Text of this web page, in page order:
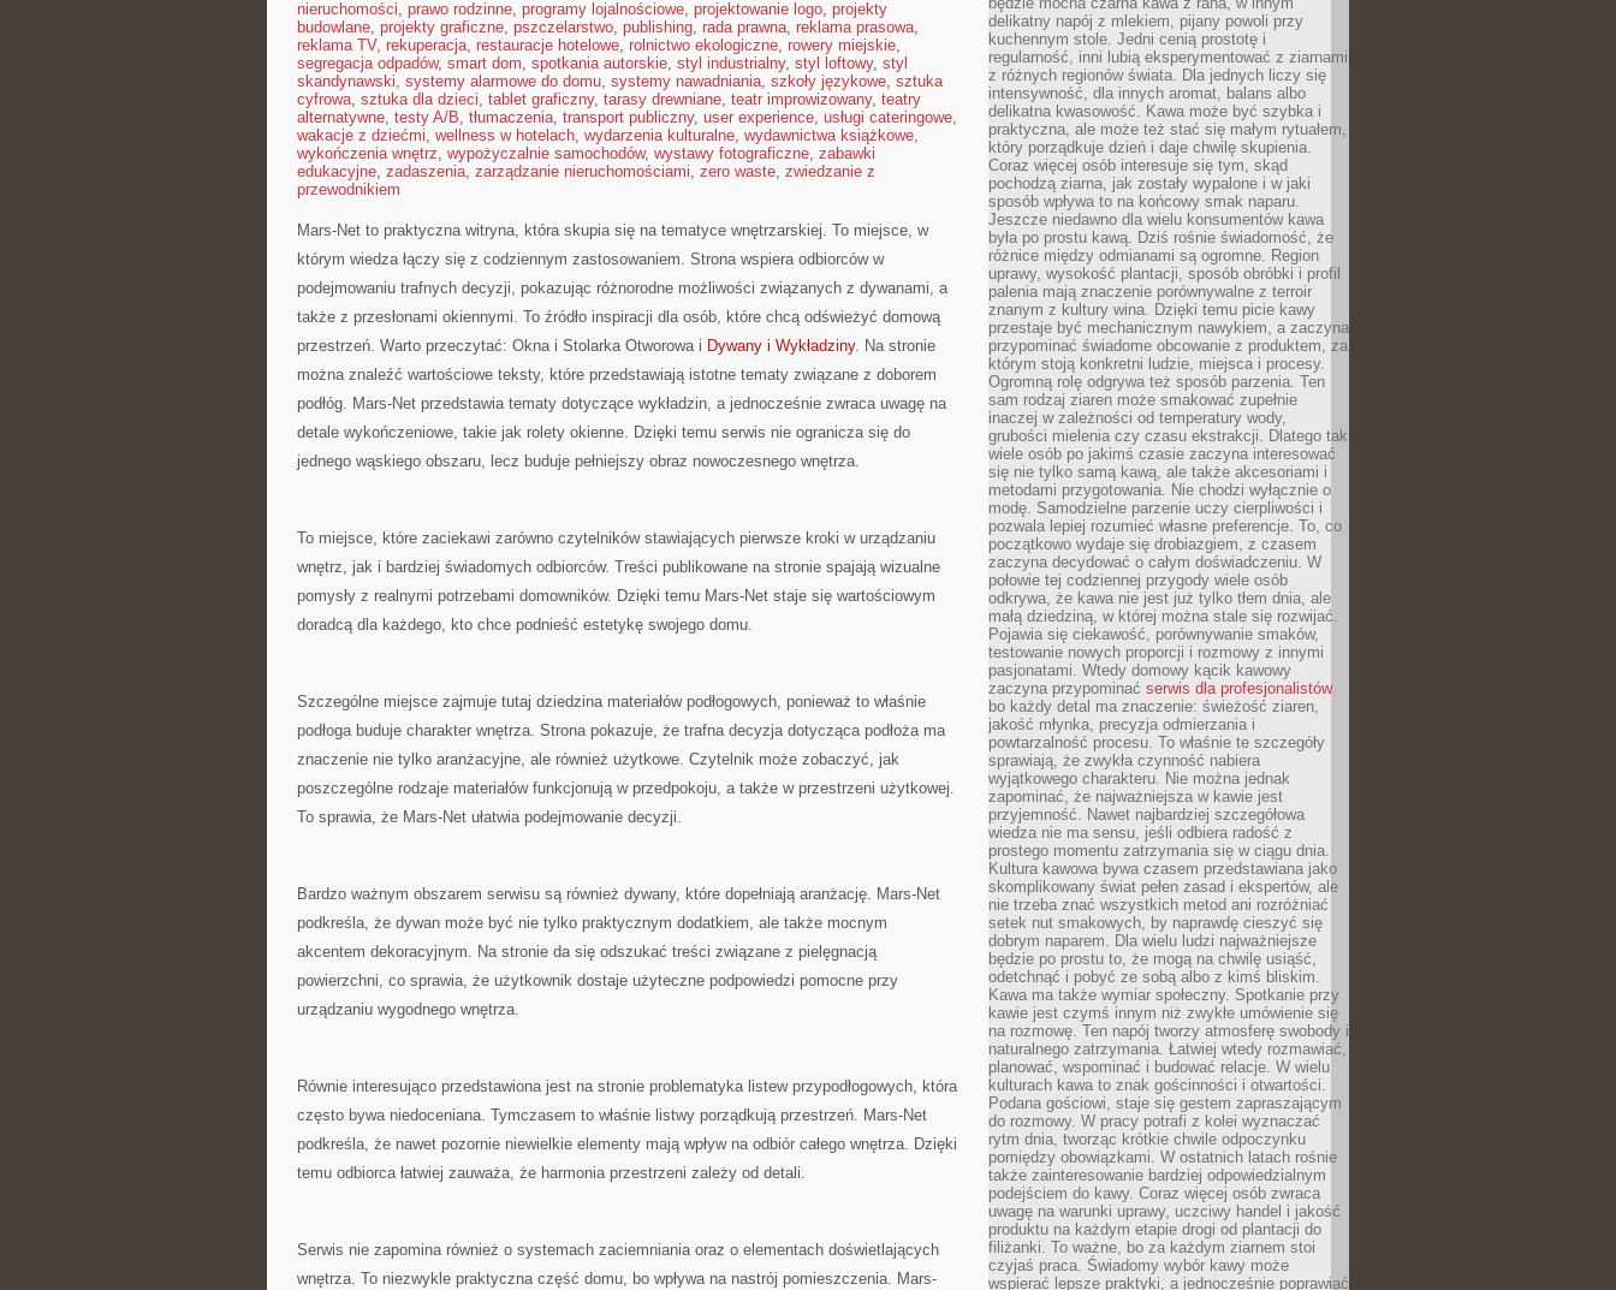
nieruchomości, prawo rodzinne, programy lojalnościowe, projektowanie logo, projekty
budowlane, projekty graficzne, pszczelarstwo, publishing, rada prawna, reklama prasowa,
reklama TV, rekuperacja, restauracje hotelowe, rolnictwo ekologiczne, rowery miejskie,
segregacja odpadów, smart dom, spotkania autorskie, styl industrialny, styl loftowy, styl
skandynawski, systemy alarmowe do domu, systemy nawadniania, szkoły językowe, sztuka
cyfrowa, sztuka dla dzieci, tablet graficzny, tarasy drewniane, teatr improwizowany, teatry
alternatywne, testy A/B, tłumaczenia, transport publiczny, user experience, usługi cateringowe,
wakacje z dziećmi, wellness w hotelach, wydarzenia kulturalne, wydawnictwa książkowe,
wykończenia wnętrz, wypożyczalnie samochodów, wystawy fotograficzne, zabawki
edukacyjne, zadaszenia, zarządzanie nieruchomościami, zero waste, zwiedzanie z
przewodnikiem
Mars-Net to praktyczna witryna, która skupia się na tematyce wnętrzarskiej. To miejsce, w
którym wiedza łączy się z codziennym zastosowaniem. Strona wspiera odbiorców w
podejmowaniu trafnych decyzji, pokazując różnorodne możliwości związanych z dywanami, a
także z przesłonami okiennymi. To źródło inspiracji dla osób, które chcą odświeżyć domową
przestrzeń. Warto przeczytać: Okna i Stolarka Otworowa i Dywany i Wykładziny. Na stronie
można znaleźć wartościowe teksty, które przedstawiają istotne tematy związane z doborem
podłóg. Mars-Net przedstawia tematy dotyczące wykładzin, a jednocześnie zwraca uwagę na
detale wykończeniowe, takie jak rolety okienne. Dzięki temu serwis nie ogranicza się do
jednego wąskiego obszaru, lecz buduje pełniejszy obraz nowoczesnego wnętrza.
To miejsce, które zaciekawi zarówno czytelników stawiających pierwsze kroki w urządzaniu
wnętrz, jak i bardziej świadomych odbiorców. Treści publikowane na stronie spajają wizualne
pomysły z realnymi potrzebami domowników. Dzięki temu Mars-Net staje się wartościowym
doradcą dla każdego, kto chce podnieść estetykę swojego domu.
Szczególne miejsce zajmuje tutaj dziedzina materiałów podłogowych, ponieważ to właśnie
podłoga buduje charakter wnętrza. Strona pokazuje, że trafna decyzja dotycząca podłoża ma
znaczenie nie tylko aranżacyjne, ale również użytkowe. Czytelnik może zobaczyć, jak
poszczególne rodzaje materiałów funkcjonują w przedpokoju, a także w przestrzeni użytkowej.
To sprawia, że Mars-Net ułatwia podejmowanie decyzji.
Bardzo ważnym obszarem serwisu są również dywany, które dopełniają aranżację. Mars-Net
podkreśla, że dywan może być nie tylko praktycznym dodatkiem, ale także mocnym
akcentem dekoracyjnym. Na stronie da się odszukać treści związane z pielęgnacją
powierzchni, co sprawia, że użytkownik dostaje użyteczne podpowiedzi pomocne przy
urządzaniu wygodnego wnętrza.
Równie interesująco przedstawiona jest na stronie problematyka listew przypodłogowych, która
często bywa niedoceniana. Tymczasem to właśnie listwy porządkują przestrzeń. Mars-Net
podkreśla, że nawet pozornie niewielkie elementy mają wpływ na odbiór całego wnętrza. Dzięki
temu odbiorca łatwiej zauważa, że harmonia przestrzeni zależy od detali.
Serwis nie zapomina również o systemach zaciemniania oraz o elementach doświetlających
wnętrza. To niezwykle praktyczna część domu, bo wpływa na nastrój pomieszczenia. Mars-
delikatny napój z mlekiem, pijany powoli przy
kuchennym stole. Jedni cenią prostotę i
regularność, inni lubią eksperymentować z ziarnami
z różnych regionów świata. Dla jednych liczy się
intensywność, dla innych aromat, balans albo
delikatna kwasowość. Kawa może być szybka i
praktyczna, ale może też stać się małym rytuałem,
który porządkuje dzień i daje chwilę skupienia.
Coraz więcej osób interesuje się tym, skąd
pochodzą ziarna, jak zostały wypalone i w jaki
sposób wpływa to na końcowy smak naparu.
Jeszcze niedawno dla wielu konsumentów kawa
była po prostu kawą. Dziś rośnie świadomość, że
różnice między odmianami są ogromne. Region
uprawy, wysokość plantacji, sposób obróbki i profil
palenia mają znaczenie porównywalne z terroir
znanym z kultury wina. Dzięki temu picie kawy
przestaje być mechanicznym nawykiem, a zaczyna
przypominać świadome obcowanie z produktem, za
którym stoją konkretni ludzie, miejsca i procesy.
Ogromną rolę odgrywa też sposób parzenia. Ten
sam rodzaj ziaren może smakować zupełnie
inaczej w zależności od temperatury wody,
grubości mielenia czy czasu ekstrakcji. Dlatego tak
wiele osób po jakimś czasie zaczyna interesować
się nie tylko samą kawą, ale także akcesoriami i
metodami przygotowania. Nie chodzi wyłącznie o
modę. Samodzielne parzenie uczy cierpliwości i
pozwala lepiej rozumieć własne preferencje. To, co
początkowo wydaje się drobiazgiem, z czasem
zaczyna decydować o całym doświadczeniu. W
połowie tej codziennej przygody wiele osób
odkrywa, że kawa nie jest już tylko tłem dnia, ale
małą dziedziną, w której można stale się rozwijać.
Pojawia się ciekawość, porównywanie smaków,
testowanie nowych proporcji i rozmowy z innymi
pasjonatami. Wtedy domowy kącik kawowy
zaczyna przypominać serwis dla profesjonalistów
bo każdy detal ma znaczenie: świeżość ziaren,
jakość młynka, precyzja odmierzania i
powtarzalność procesu. To właśnie te szczegóły
sprawiają, że zwykła czynność nabiera
wyjątkowego charakteru. Nie można jednak
zapominać, że najważniejsza w kawie jest
przyjemność. Nawet najbardziej szczegółowa
wiedza nie ma sensu, jeśli odbiera radość z
prostego momentu zatrzymania się w ciągu dnia.
Kultura kawowa bywa czasem przedstawiana jako
skomplikowany świat pełen zasad i ekspertów, ale
nie trzeba znać wszystkich metod ani rozróżniać
setek nut smakowych, by naprawdę cieszyć się
dobrym naparem. Dla wielu ludzi najważniejsze
będzie po prostu to, że mogą na chwilę usiąść,
odetchnąć i pobyć ze sobą albo z kimś bliskim.
Kawa ma także wymiar społeczny. Spotkanie przy
kawie jest czymś innym niż zwykłe umówienie się
na rozmowę. Ten napój tworzy atmosferę swobody i
naturalnego zatrzymania. Łatwiej wtedy rozmawiać,
planować, wspominać i budować relacje. W wielu
kulturach kawa to znak gościnności i otwartości.
Podana gościowi, staje się gestem zapraszającym
do rozmowy. W pracy potrafi z kolei wyznaczać
rytm dnia, tworząc krótkie chwile odpoczynku
pomiędzy obowiązkami. W ostatnich latach rośnie
także zainteresowanie bardziej odpowiedzialnym
podejściem do kawy. Coraz więcej osób zwraca
uwagę na warunki uprawy, uczciwy handel i jakość
produktu na każdym etapie drogi od plantacji do
filiżanki. To ważne, bo za każdym ziarnem stoi
czyjaś praca. Świadomy wybór kawy może
wspierać lepsze praktyki, a jednocześnie poprawiać